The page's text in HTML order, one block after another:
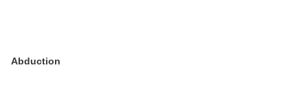
Abduction